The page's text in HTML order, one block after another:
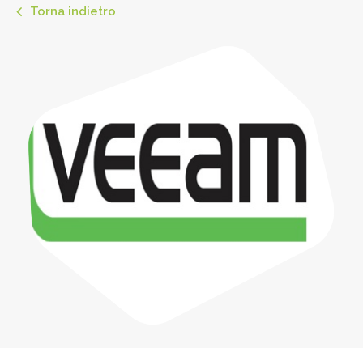
Torna indietro